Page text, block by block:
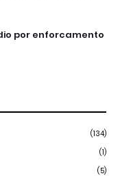
por enforcamento
(134)
(1)
(5)